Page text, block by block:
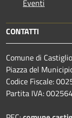
Eventi
CONTATTI
Comune di
Piazza del
Codice Fiscale:
Partita IVA: